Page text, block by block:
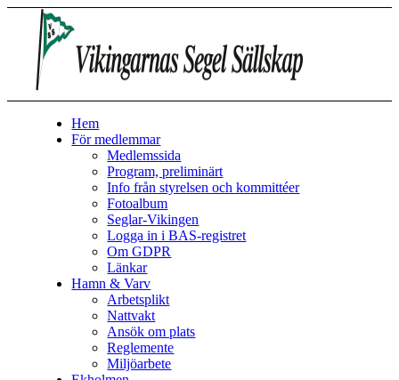
Hem
För medlemmar
Medlemssida
Program, preliminärt
Info från styrelsen och kommittéer
Fotoalbum
Seglar-Vikingen
Logga in i BAS-registret
Om GDPR
Länkar
Hamn & Varv
Arbetsplikt
Nattvakt
Ansök om plats
Reglemente
Miljöarbete